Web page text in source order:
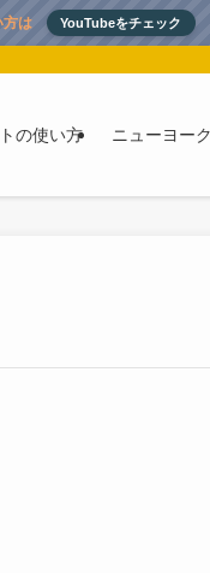
方は YouTubeをチェック
の使い方 ニューヨー